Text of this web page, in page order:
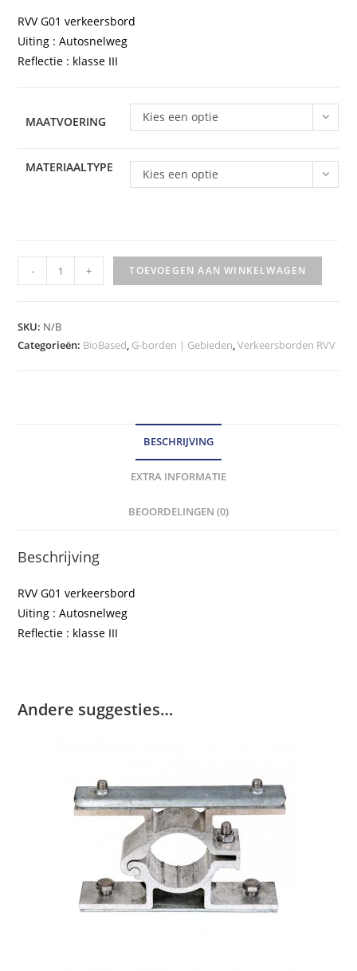
RVV G01 verkeersbord
Uiting : Autosnelweg
Reflectie : klasse III
MAATVOERING Kies een optie
MATERIAALTYPE Kies een optie
Verkeersbord
model
G01
- + TOEVOEGEN AAN WINKELWAGEN
SKU: N/B
Categorieën: BioBased, G-borden | Gebieden,Verkeersborden RVV
BESCHRIJVING
EXTRA INFORMATIE
BEOORDELINGEN (0)
Beschrijving
RVV G01 verkeersbord
Uiting : Autosnelweg
Reflectie : klasse III
Andere suggesties…